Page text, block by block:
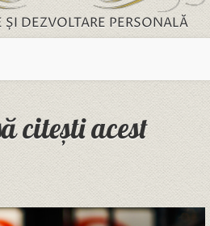
DEZVOLTARE PERSONALĂ
citești acest